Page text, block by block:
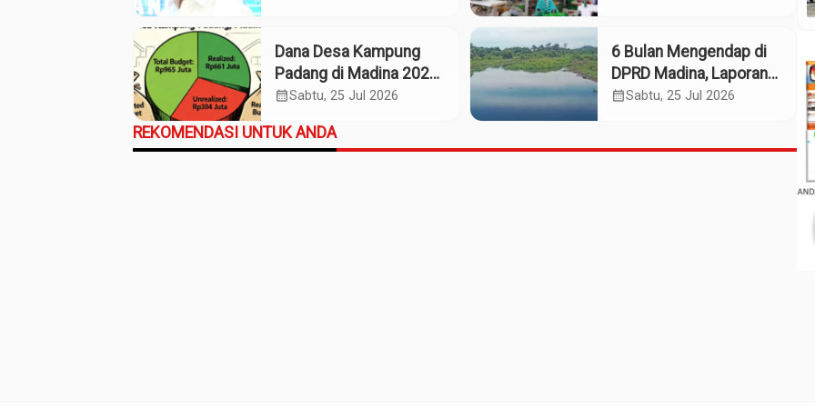
Dana Desa Kampung
Padang di Madina 2025:
Pagu Rp965 Juta,
Juta
calendar_monthSabtu, 25 Jul 2026
6 Bulan Mengendap di
DPRD Madina, Laporan
Dumas Dugaan
calendar_monthSabtu, 25 Jul 2026
REKOMENDASI UNTUK ANDA